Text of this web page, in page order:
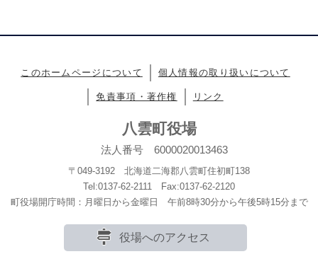
このホームページについて 個人情報の取り扱いについて
免責事項・著作権 リンク
八雲町役場
法人番号 6000020013463
〒049-3192 北海道二海郡八雲町住初町138
Tel:0137-62-2111 Fax:0137-62-2120
町役場開庁時間：月曜日から金曜日 午前8時30分から午後5時15分まで
役場へのアクセス